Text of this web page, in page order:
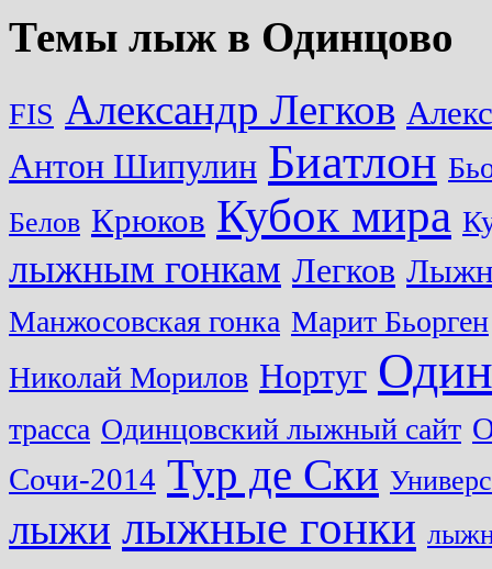
Темы лыж в Одинцово
FIS Александр Легков
Антон Шипулин Биатлон
Белов Крюков Кубок мира
лыжным гонкам Легков
Манжосовская гонка Марит Бьорген
Николай Морилов Нортуг
трасса Одинцовский лыжный сайт
Сочи-2014 Тур де Ски
лыжи лыжные гонки